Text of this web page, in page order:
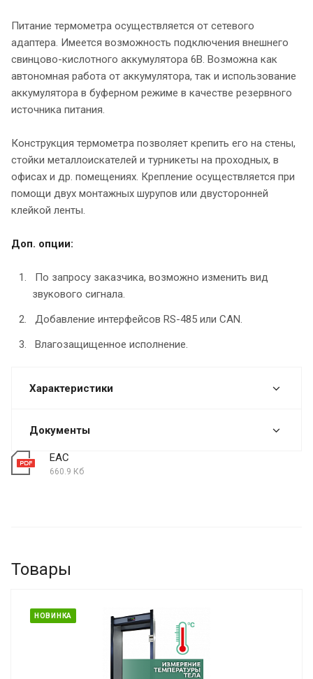
Питание термометра осуществляется от сетевого
адаптера. Имеется возможность подключения внешнего
свинцово-кислотного аккумулятора 6В. Возможна как
автономная работа от аккумулятора, так и использование
аккумулятора в буферном режиме в качестве резервного
источника питания.
Конструкция термометра позволяет крепить его на стены,
стойки металлоискателей и турникеты на проходных, в
офисах и др. помещениях. Крепление осуществляется при
помощи двух монтажных шурупов или двусторонней
клейкой ленты.
Доп. опции:
По запросу заказчика, возможно изменить вид
звукового сигнала.
Добавление интерфейсов RS-485 или CAN.
Влагозащищенное исполнение.
Характеристики
Документы
ЕАС
660.9 Кб
Товары
НОВИНКА